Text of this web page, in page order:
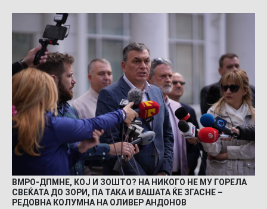
ВМРО-ДПМНЕ, КОЈ И ЗОШТО? НА НИКОГО НЕ МУ ГОРЕЛА
СВЕЌАТА ДО ЗОРИ, ПА ТАКА И ВАШАТА ЌЕ ЗГАСНЕ –
РЕДОВНА КОЛУМНА НА ОЛИВЕР АНДОНОВ